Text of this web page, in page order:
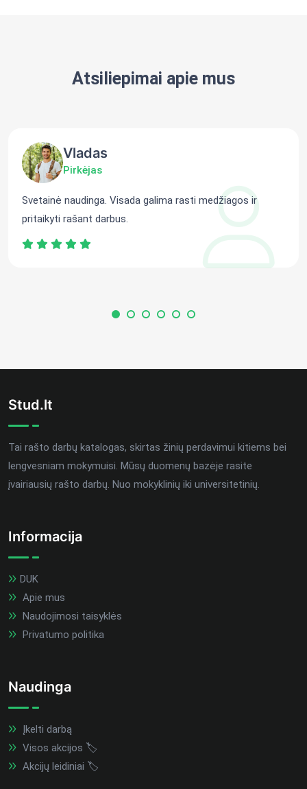
Atsiliepimai apie mus
Vladas
Pirkėjas
Svetainė naudinga. Visada galima rasti medžiagos ir
pritaikyti rašant darbus.
Stud.lt
Tai rašto darbų katalogas, skirtas žinių perdavimui kitiems bei
lengvesniam mokymuisi. Mūsų duomenų bazėje rasite
įvairiausių rašto darbų. Nuo mokyklinių iki universitetinių.
Informacija
DUK
Apie mus
Naudojimosi taisyklės
Privatumo politika
Naudinga
Įkelti darbą
Visos akcijos 🏷️
Akcijų leidiniai 🏷️